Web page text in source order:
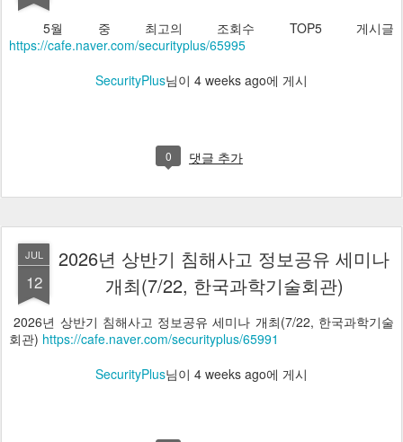
5월 중 최고의 조회수 TOP5 게시글
https://cafe.naver.com/securityplus/65995
SecurityPlus님이 4 weeks ago에 게시
0 댓글 추가
JUL
12
2026년 상반기 침해사고 정보공유 세미나
개최(7/22, 한국과학기술회관)
2026년 상반기 침해사고 정보공유 세미나 개최(7/22, 한국과학기술
회관) https://cafe.naver.com/securityplus/65991
SecurityPlus님이 4 weeks ago에 게시